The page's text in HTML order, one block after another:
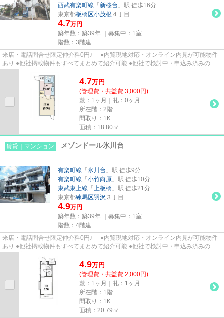
西武有楽町線 「 新桜台 」駅 徒歩16分
東京都板橋区小茂根 ４丁目
4.7万円
築年数：築39年 ｜募集中： 1室
階数：3階建
来店・電話問合せ限定仲介料0円♪ ●内覧現地対応・オンライン内見が可能物件
あり ●他社掲載物件もすべてまとめて紹介可能 ●他社で検討中・申込み済みのお
4.7万円
(管理費・共益費 3,000円)
敷：1ヶ月｜礼：0ヶ月
所在階：2階
間取り：1K
面積：18.80㎡
賃貸｜マンション メゾンドール氷川台
有楽町線 「 氷川台 」駅 徒歩9分
有楽町線 「 小竹向原 」駅 徒歩10分
東武東上線 「 上板橋 」駅 徒歩21分
東京都練馬区羽沢 ３丁目
4.9万円
築年数：築39年 ｜募集中： 1室
階数：4階建
来店・電話問合せ限定仲介料0円♪ ●内覧現地対応・オンライン内見が可能物件
あり ●他社掲載物件もすべてまとめて紹介可能 ●他社で検討中・申込み済みのお
4.9万円
(管理費・共益費 2,000円)
敷：1ヶ月｜礼：1ヶ月
所在階：1階
間取り：1K
面積：20.79㎡